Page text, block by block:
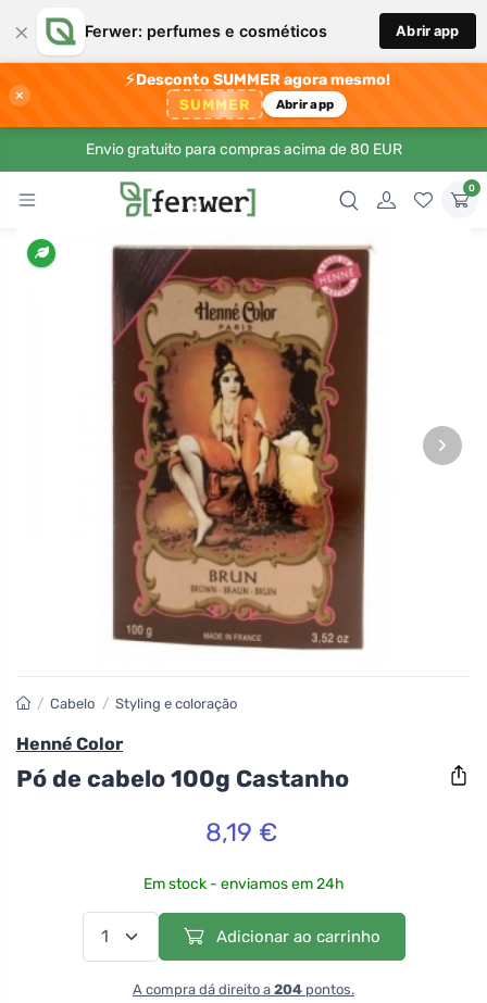
× Ferwer: perfumes e cosméticos Abrir app
×
⚡Desconto SUMMER agora mesmo!
SUMMER Abrir app
Envio gratuito para compras acima de 80 EUR
0
›
/ Cabelo / Styling e coloração
Henné Color
Pó de cabelo 100g Castanho
8,19 €
Em stock - enviamos em 24h
Adicionar ao carrinho
A compra dá direito a 204 pontos.